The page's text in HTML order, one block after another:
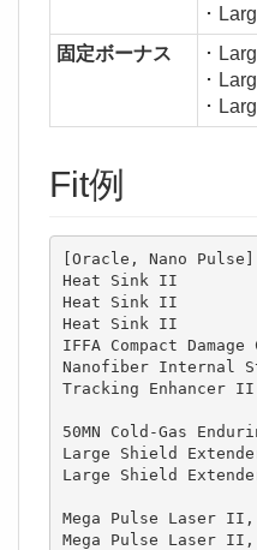
･
固定ボーナス
･
･
･
Fit例
[Oracle, Nano Pulse]
Heat Sink II
Heat Sink II
Heat Sink II
IFFA Compact
Nanofiber Internal
Tracking Enhancer II
50MN Cold-Gas
Large Shield
Large Shield
Mega Pulse Laser II,
Mega Pulse Laser II,